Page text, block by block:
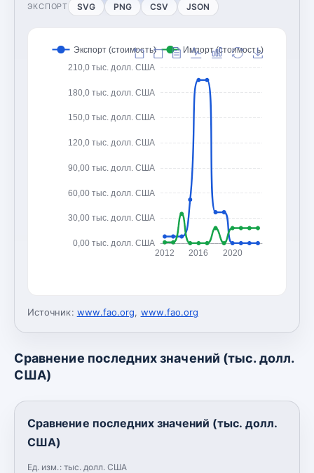
ЭКСПОРТ SVG PNG CSV JSON
0,00 тыс. долл. США
30,00 тыс. долл. США
60,00 тыс. долл. США
90,00 тыс. долл. США
120,0 тыс. долл. США
150,0 тыс. долл. США
180,0 тыс. долл. США
210,0 тыс. долл. США
2012 2016 2020
Экспорт (стоимость) Импорт (стоимость)
Источник: www.fao.org, www.fao.org
Сравнение последних значений (тыс. долл.
США)
Сравнение последних значений (тыс. долл.
США)
Ед. изм.: тыс. долл. США